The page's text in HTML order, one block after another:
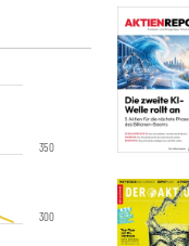
300
350